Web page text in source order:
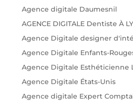
Agence digitale Daumesnil
AGENCE DIGITALE Dentiste À
Agence Digitale designer
Agence Digitale Enfants-
Agence Digitale Esthéticienne
Agence Digitale États-Unis
Agence digitale Expert